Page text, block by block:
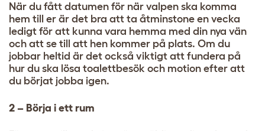
När du fått datumen för när valpen ska komma
hem till er är det bra att ta åtminstone en vecka
ledigt för att kunna vara hemma med din nya vän
och att se till att hen kommer på plats. Om du
jobbar heltid är det också viktigt att fundera på
hur du ska lösa toalettbesök och motion efter att
du börjat jobba igen.
2 – Börja i ett rum